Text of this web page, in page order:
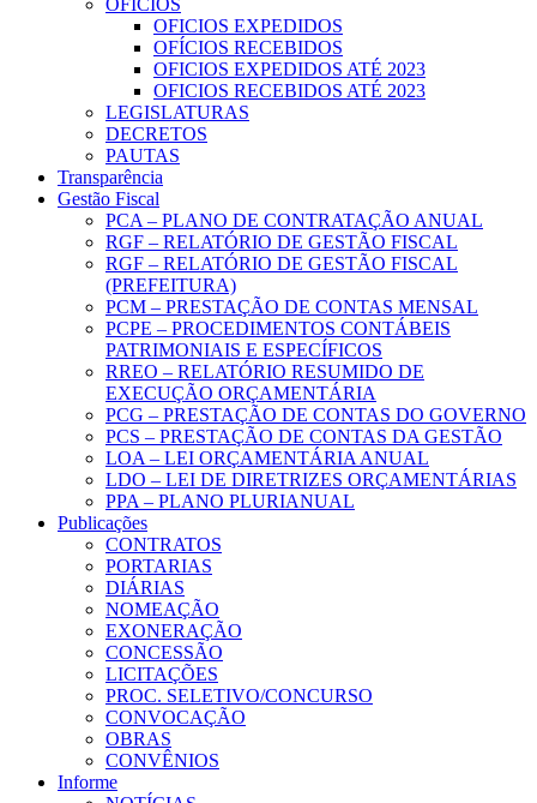
OFICIOS
OFICIOS EXPEDIDOS
OFÍCIOS RECEBIDOS
OFICIOS EXPEDIDOS ATÉ 2023
OFICIOS RECEBIDOS ATÉ 2023
LEGISLATURAS
DECRETOS
PAUTAS
Transparência
Gestão Fiscal
PCA – PLANO DE CONTRATAÇÃO ANUAL
RGF – RELATÓRIO DE GESTÃO FISCAL
RGF – RELATÓRIO DE GESTÃO FISCAL
(PREFEITURA)
PCM – PRESTAÇÃO DE CONTAS MENSAL
PCPE – PROCEDIMENTOS CONTÁBEIS
PATRIMONIAIS E ESPECÍFICOS
RREO – RELATÓRIO RESUMIDO DE
EXECUÇÃO ORÇAMENTÁRIA
PCG – PRESTAÇÃO DE CONTAS DO GOVERNO
PCS – PRESTAÇÃO DE CONTAS DA GESTÃO
LOA – LEI ORÇAMENTÁRIA ANUAL
LDO – LEI DE DIRETRIZES ORÇAMENTÁRIAS
PPA – PLANO PLURIANUAL
Publicações
CONTRATOS
PORTARIAS
DIÁRIAS
NOMEAÇÃO
EXONERAÇÃO
CONCESSÃO
LICITAÇÕES
PROC. SELETIVO/CONCURSO
CONVOCAÇÃO
OBRAS
CONVÊNIOS
Informe